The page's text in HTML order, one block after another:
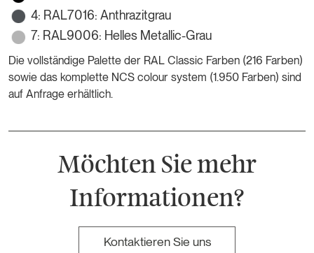
4: RAL7016: Anthrazitgrau
7: RAL9006: Helles Metallic-Grau
Die vollständige Palette der RAL Classic Farben (216 Farben)
sowie das komplette NCS colour system (1.950 Farben) sind
auf Anfrage erhältlich.
Möchten Sie mehr
Informationen?
Kontaktieren Sie uns